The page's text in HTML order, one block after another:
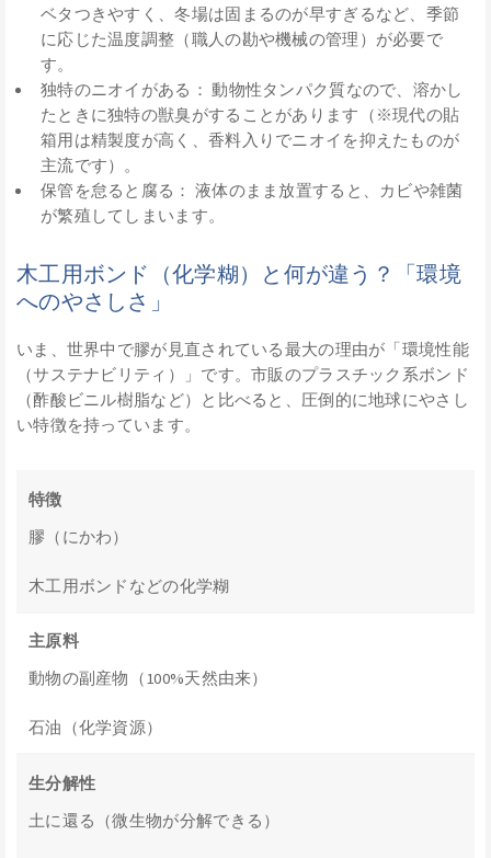
ベタつきやすく、冬場は固まるのが早すぎるなど、季節
に応じた温度調整（職人の勘や機械の管理）が必要で
す。
独特のニオイがある： 動物性タンパク質なので、溶かし
たときに独特の獣臭がすることがあります（※現代の貼
箱用は精製度が高く、香料入りでニオイを抑えたものが
主流です）。
保管を怠ると腐る： 液体のまま放置すると、カビや雑菌
が繁殖してしまいます。
木工用ボンド（化学糊）と何が違う？「環境
へのやさしさ」
いま、世界中で膠が見直されている最大の理由が「環境性能
（サステナビリティ）」です。市販のプラスチック系ボンド
（酢酸ビニル樹脂など）と比べると、圧倒的に地球にやさし
い特徴を持っています。
特徴
膠（にかわ）
木工用ボンドなどの化学糊
主原料
動物の副産物（100%天然由来）
石油（化学資源）
生分解性
土に還る（微生物が分解できる）